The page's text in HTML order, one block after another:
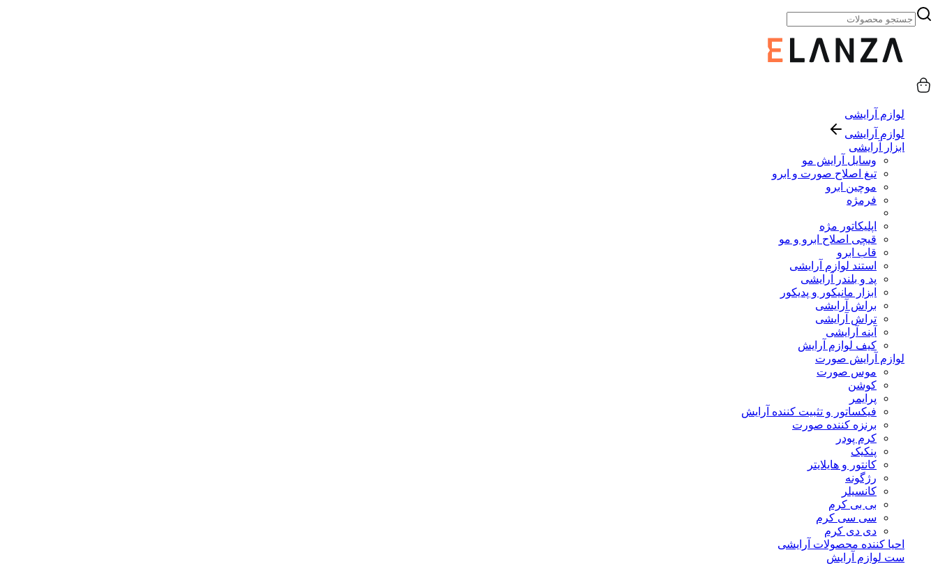
لوازم آرایشی
لوازم آرایشی
ابزار آرایشی
وسایل آرایش مو
تیغ اصلاح صورت و ابرو
موچین ابرو
فرمژه
اپلیکاتور مژه
قیچی اصلاح ابرو و مو
قاب ابرو
استند لوازم آرایشی
پد و بلندر آرایشی
ابزار مانیکور و پدیکور
براش آرایشی
تراش آرایشی
آینه آرایشی
کیف لوازم آرایش
لوازم آرایش صورت
موس صورت
کوشن
پرایمر
فیکساتور و تثبیت کننده آرایش
برنزه کننده صورت
کرم پودر
پنکیک
کانتور و هایلایتر
رژگونه
کانسیلر
بی بی کرم
سی سی کرم
دی دی کرم
احیا کننده محصولات آرایشی
ست لوازم آرایش